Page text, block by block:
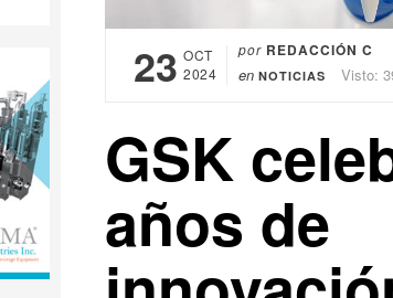
23 OCT
2024
por REDACCIÓN C
en NOTICIAS Visto:
GSK
años de